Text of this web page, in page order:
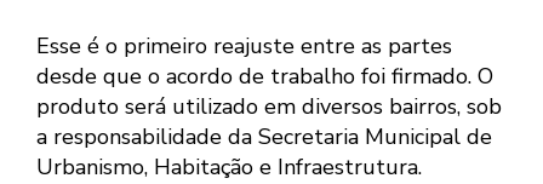
Esse é o primeiro reajuste entre as partes
desde que o acordo de trabalho foi firmado. O
produto será utilizado em diversos bairros, sob
a responsabilidade da Secretaria Municipal de
Urbanismo, Habitação e Infraestrutura.